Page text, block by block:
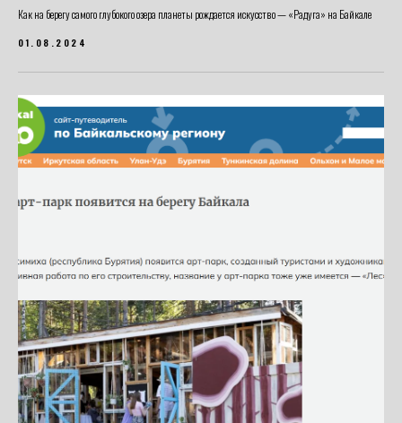
Как на берегу самого глубокого озера планеты рождается искусство — «Радуга» на Байкале
01.08.2024